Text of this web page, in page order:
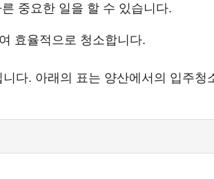
중요한 일을 할 수 있습니다.
효율적으로 청소합니다.
다. 아래의 표는 양산에서의 입주청